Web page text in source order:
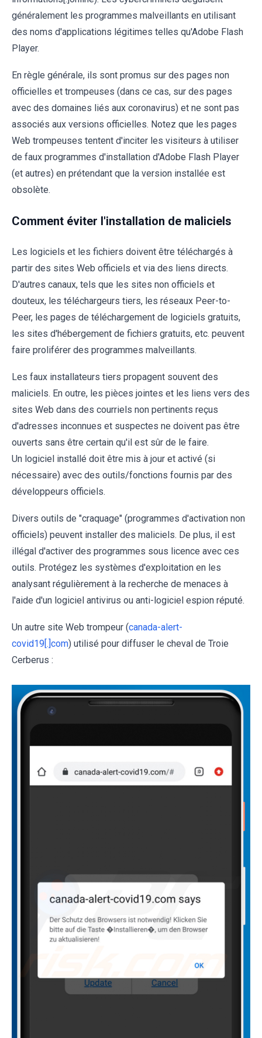
généralement les programmes malveillants en utilisant
des noms d'applications légitimes telles qu'Adobe Flash
Player.
En règle générale, ils sont promus sur des pages non
officielles et trompeuses (dans ce cas, sur des pages
avec des domaines liés aux coronavirus) et ne sont pas
associés aux versions officielles. Notez que les pages
Web trompeuses tentent d'inciter les visiteurs à utiliser
de faux programmes d'installation d'Adobe Flash Player
(et autres) en prétendant que la version installée est
obsolète.
Comment éviter l'installation de maliciels
Les logiciels et les fichiers doivent être téléchargés à
partir des sites Web officiels et via des liens directs.
D'autres canaux, tels que les sites non officiels et
douteux, les téléchargeurs tiers, les réseaux Peer-to-
Peer, les pages de téléchargement de logiciels gratuits,
les sites d'hébergement de fichiers gratuits, etc. peuvent
faire proliférer des programmes malveillants.
Les faux installateurs tiers propagent souvent des
maliciels. En outre, les pièces jointes et les liens vers des
sites Web dans des courriels non pertinents reçus
d'adresses inconnues et suspectes ne doivent pas être
ouverts sans être certain qu'il est sûr de le faire.
Un logiciel installé doit être mis à jour et activé (si
nécessaire) avec des outils/fonctions fournis par des
développeurs officiels.
Divers outils de "craquage" (programmes d'activation non
officiels) peuvent installer des maliciels. De plus, il est
illégal d'activer des programmes sous licence avec ces
outils. Protégez les systèmes d'exploitation en les
analysant régulièrement à la recherche de menaces à
l'aide d'un logiciel antivirus ou anti-logiciel espion réputé.
Un autre site Web trompeur (canada-alert-
covid19[.]com) utilisé pour diffuser le cheval de Troie
Cerberus :